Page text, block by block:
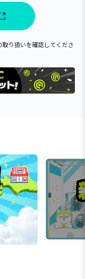
り扱いを確認してくださ